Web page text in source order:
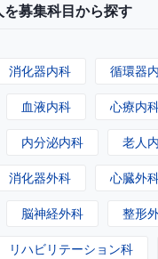
募集科目から探す
消化器内科 循環器
血液内科 心療内
内分泌内科 老人
消化器外科 心臓外
脳神経外科 整形
リハビリテーション科